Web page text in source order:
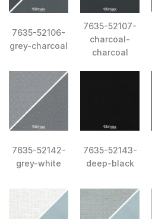
7635-52106-
grey-charcoal
7635-52107-
charcoal-
charcoal
7635-52142-
grey-white
7635-52143-
deep-black